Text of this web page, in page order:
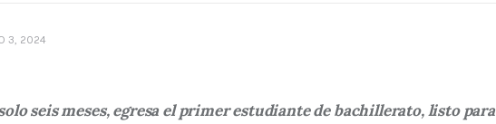
3, 2024
seis meses, egresa el primer estudiante de bachillerato, listo para